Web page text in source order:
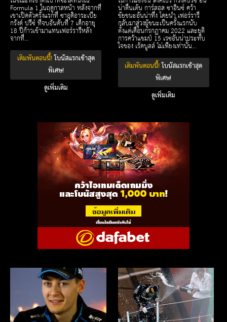
Formula 1 ในฤดูกาลหน้า หลังจากที่
เขาเปิดตัวครั้งแรกที่ ซาอุดิอาระเบีย
กรังด์ ปรีซ์ ที่จบอันดับที่ 7 เด็กอายุ
18 ปีก้าวเข้ามาแทนเฟอร์รารีหลัง
จากที่...
เดิมพันตอนนี้!โบนัสแรกเข้าสุด
พิเศษ!
ดูเพิ่มเติม
น่าตื่นเต้น การ์ลอส ซาอินซ์ คว้า
ชัยชนะอันน่าทึ่ง โดยนำ เฟอร์รารี่
กลับมาสู่วงผู้ชนะเป็นครั้งแรกนับ
ตั้งแต่เดือนกรกฎาคม 2022 และยุติ
การคว้าแชมป์ 15 เรซอันน่าประทับ
ใจของ เร้ดบูลล์ ไม่เพียงเท่านั้น...
เดิมพันตอนนี้!โบนัสแรกเข้าสุด
พิเศษ!
ดูเพิ่มเติม